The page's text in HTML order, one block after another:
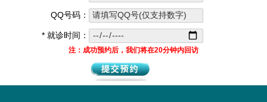
QQ号码：
* 就诊时间：
注：成功预约后，我们将在20分钟内回访